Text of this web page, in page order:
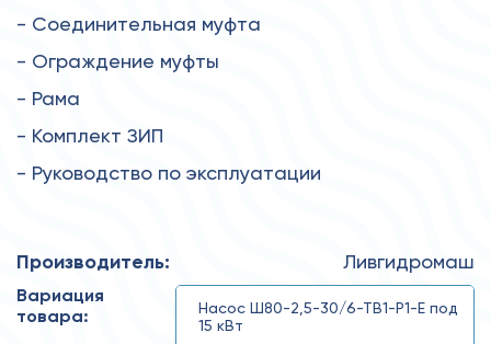
- Соединительная муфта
- Ограждение муфты
- Рама
- Комплект ЗИП
- Руководство по эксплуатации
Производитель: Ливгидромаш
Вариация
товара:
Насос Ш80-2,5-30/6-ТВ1-Р1-Е под
15 кВт